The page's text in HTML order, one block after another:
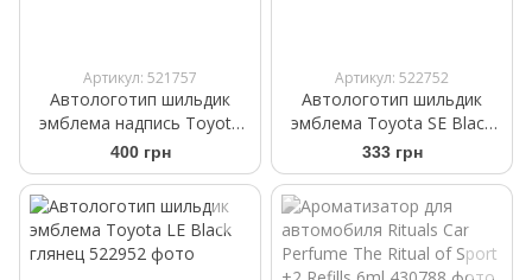
Артикул: 521757
Автологотип шильдик
эмблема надпись Toyota
Hybrid Electric Vehicle
400 грн
Артикул: 522752
Автологотип шильдик
эмблема Toyota SE Black
глянец
333 грн